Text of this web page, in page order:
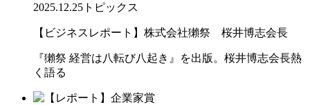
2025.12.25 トピックス
【ビジネスレポート】株式会社獺祭 桜井博志会長
『獺祭 経営は八転び八起き』を出版。桜井博志会長熱
く語る